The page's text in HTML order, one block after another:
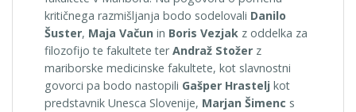
kritičnega razmišljanja bodo sodelovali Danilo
Šuster, Maja Vačun in Boris Vezjak z oddelka za
filozofijo te fakultete terAndraž Stožer z
mariborske medicinske fakultete, kot slavnostni
govorci pa bodo nastopili Gašper Hrastelj kot
predstavnik Unesca Slovenije, Marjan Šimenc s